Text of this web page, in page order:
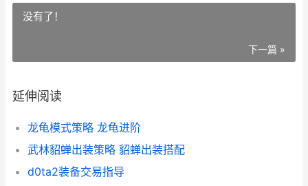
没有了！
下一篇 »
延伸阅读
龙龟模式策略 龙龟进阶
武林貂蝉出装策略 貂蝉出装搭配
d0ta2装备交易指导